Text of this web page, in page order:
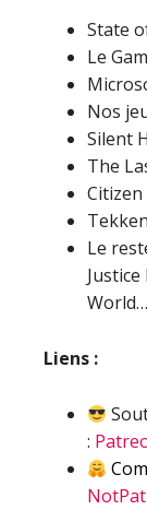
State
Le
Nos
Silent
The
Le
World…
Liens :
: